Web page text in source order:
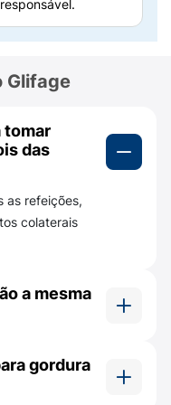
diabetesmellitus
insulina.
tratar a
condição
500?
controlar os
um
Glifage
tomar
das
as refeições,
colaterais
a mesma
gordura